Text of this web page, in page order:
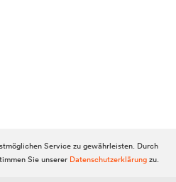
Service zu gewährleisten. Durch
Sie unserer Datenschutzerklärungzu.